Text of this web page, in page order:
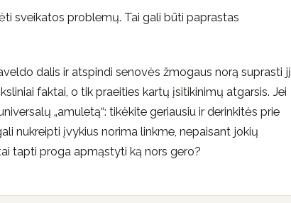
sveikatos problemų. Tai gali būti paprastas
dalis ir atspindi senovės žmogaus norą suprasti jį
faktai, o tik praeities kartų įsitikinimų atgarsis. Jei
„amuletą“: tikėkite geriausiu ir derinkitės prie
nukreipti įvykius norima linkme, nepaisant jokių
tapti proga apmąstyti ką nors gero?